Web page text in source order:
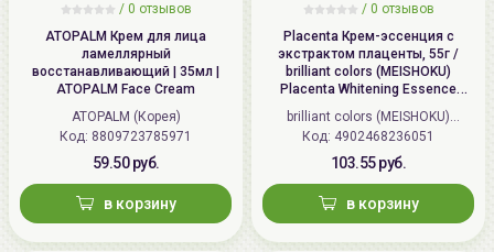
Важно! Конопляное масло является хорошим
транспортом для всех жирорастворимых
компонентов, улучшает их проникновение в кожу и
усиливает эффект
ПРЕИМУЩЕСТВА:
⬥Глубокое и эффективное увлажнение
⬥Эффект сужения пор
⬥Выравнивает тон кожи.
/ 0 отзывов
ATOPALM Крем для лица
ламеллярный
восстанавливающий | 35мл |
ATOPALM Face Cream
ATOPALM (Корея)
Код: 8809723785971
59.50 руб.
в корзину
/ 0 отзывов
Placenta Крем-эссенция с
экстрактом плаценты, 55г /
brilliant colors (MEISHOKU)
Placenta Whitening Essence
Cream
brilliant colors (MEISHOKU)
(Япония)
Код: 4902468236051
103.55 руб.
в корзину